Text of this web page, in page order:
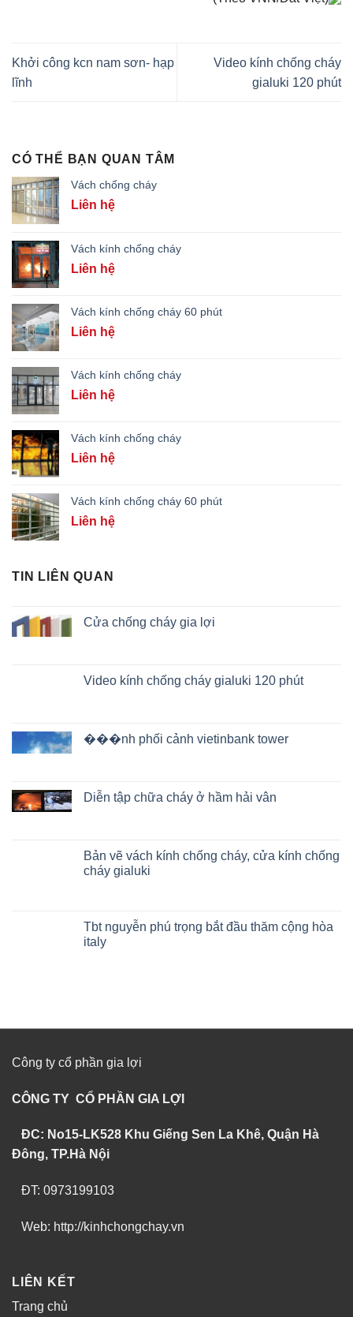
Khởi công kcn nam sơn- hạp
lĩnh
Video kính chống cháy
gialuki 120 phút
CÓ THỂ BẠN QUAN TÂM
Vách chống cháy
Liên hệ
Vách kính chống cháy
Liên hệ
Vách kính chống cháy 60 phút
Liên hệ
Vách kính chống cháy
Liên hệ
Vách kính chống cháy
Liên hệ
Vách kính chống cháy 60 phút
Liên hệ
TIN LIÊN QUAN
Cửa chống cháy gia lợi
Video kính chống cháy gialuki 120 phút
���nh phối cảnh vietinbank tower
Diễn tập chữa cháy ở hầm hải vân
Bản vẽ vách kính chống cháy, cửa kính chống
cháy gialuki
Tbt nguyễn phú trọng bắt đầu thăm cộng hòa
italy
Công ty cổ phần gia lợi
CÔNG TY CỔ PHẦN GIA LỢI
ĐC: No15-LK528 Khu Giếng Sen La Khê, Quận Hà
Đông, TP.Hà Nội
ĐT: 0973199103
Web: http://kinhchongchay.vn
LIÊN KẾT
Trang chủ